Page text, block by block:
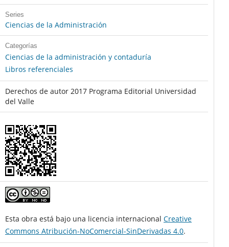
Series
Ciencias de la Administración
Categorías
Ciencias de la administración y contaduría
Libros referenciales
Derechos de autor 2017 Programa Editorial Universidad
del Valle
Esta obra está bajo una licencia internacional Creative
Commons Atribución-NoComercial-SinDerivadas 4.0.